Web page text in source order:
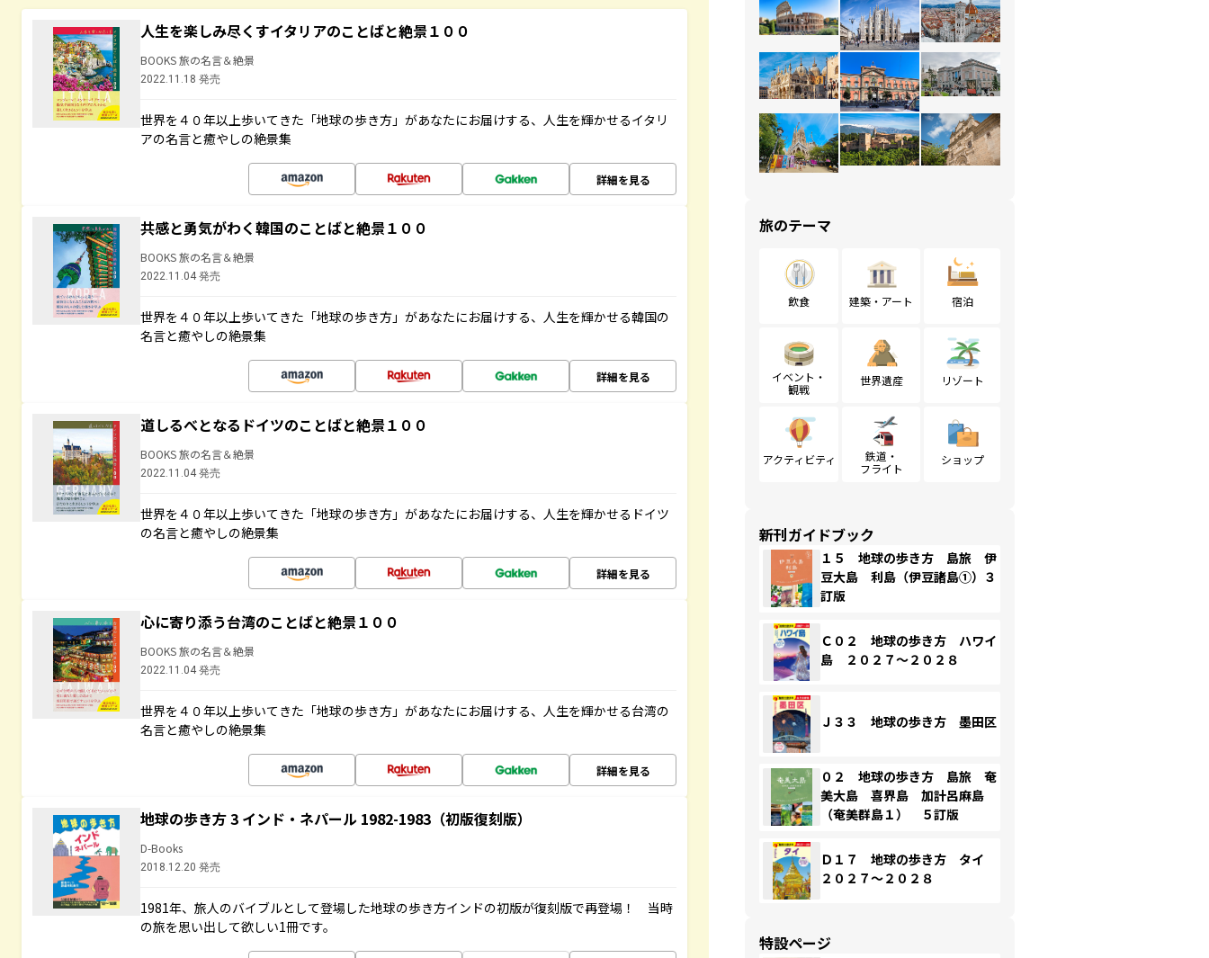
人生を楽しみ尽くすイタリアのことばと絶景１００
BOOKS 旅の名言＆絶景
2022.11.18 発売
世界を４０年以上歩いてきた「地球の歩き方」があなたにお届けする、人生を輝かせるイタリ
アの名言と癒やしの絶景集
詳細を見る
共感と勇気がわく韓国のことばと絶景１００
BOOKS 旅の名言＆絶景
2022.11.04 発売
世界を４０年以上歩いてきた「地球の歩き方」があなたにお届けする、人生を輝かせる韓国の
名言と癒やしの絶景集
詳細を見る
道しるべとなるドイツのことばと絶景１００
BOOKS 旅の名言＆絶景
2022.11.04 発売
世界を４０年以上歩いてきた「地球の歩き方」があなたにお届けする、人生を輝かせるドイツ
の名言と癒やしの絶景集
詳細を見る
心に寄り添う台湾のことばと絶景１００
BOOKS 旅の名言＆絶景
2022.11.04 発売
世界を４０年以上歩いてきた「地球の歩き方」があなたにお届けする、人生を輝かせる台湾の
名言と癒やしの絶景集
詳細を見る
地球の歩き方 3 インド・ネパール 1982-1983（初版復刻版）
D-Books
2018.12.20 発売
1981年、旅人のバイブルとして登場した地球の歩き方インドの初版が復刻版で再登場！ 当時
の旅を思い出して欲しい1冊です。
旅のテーマ
飲食 建築・アート 宿泊
イベント・
観戦
世界遺産 リゾート
アクティビティ
鉄道・
フライト
ショップ
新刊ガイドブック
１５ 地球の歩き方 島旅 伊
豆大島 利島（伊豆諸島①）３
訂版
Ｃ０２ 地球の歩き方 ハワイ
島 ２０２７～２０２８
Ｊ３３ 地球の歩き方 墨田区
０２ 地球の歩き方 島旅 奄
美大島 喜界島 加計呂麻島
（奄美群島１） ５訂版
Ｄ１７ 地球の歩き方 タイ
２０２７～２０２８
特設ページ